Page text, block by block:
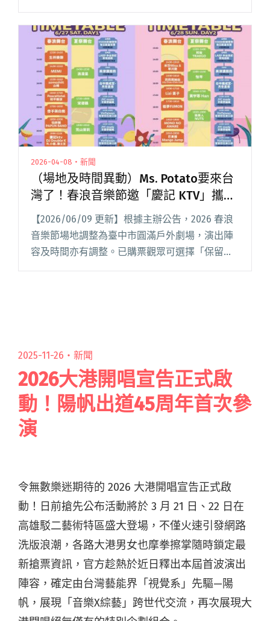
表示，這 10 年間，無論閱讀全文 "《青春電幻物
語》25週年！Salyu攜「莉莉周」來台重溫電影歌
2026-04-08・新聞
（場地及時間異動）Ms. Potato要來台
灣了！春浪音樂節邀「慶記 KTV」攜手
小鐘、陳土豆同台演出
【2026/06/09 更新】根據主辦公告，2026 春浪
音樂節場地調整為臺中市圓滿戶外劇場，演出陣
容及時間亦有調整。已購票觀眾可選擇「保留票
2025-11-26・ 新聞
2026大港開唱宣告正式啟
動！陽帆出道45周年首次參
演
令無數樂迷期待的 2026 大港開唱宣告正式啟
動！日前搶先公布活動將於 3 月 21 日、22 日在
高雄駁二藝術特區盛大登場，不僅火速引發網路
洗版浪潮，各路大港男女也摩拳擦掌隨時鎖定最
新搶票資訊，官方趁熱於近日釋出本屆首波演出
陣容，確定由台灣藝能界「視覺系」先驅—陽
帆，展現「音樂X綜藝」跨世代交流，再次展現大